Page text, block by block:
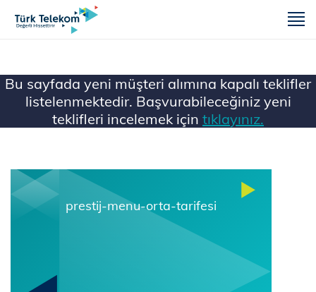
Bu sayfada yeni müşteri alımına kapalı teklifler
listelenmektedir. Başvurabileceğiniz yeni
teklifleri incelemek için tıklayınız.
Ana Sayfa Mobil
prestij-menu-orta-tarifesi